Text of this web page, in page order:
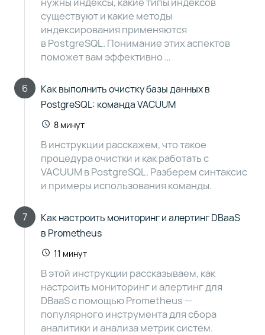
существуют и какие методы
индексирования применяются
в PostgreSQL. Понимание этих аспектов
поможет вам эффективно …
6
Как выполнить очистку базы данных в
PostgreSQL: команда VACUUM
8 минут
В инструкции расскажем, что такое
процедура очистки и как работать с
VACUUM в PostgreSQL. Разберем синтаксис
и примеры использования команды.
7
Как настроить мониторинг и алертинг DBaaS
в Prometheus
11 минут
В этой инструкции рассказываем, как
настроить мониторинг и алертинг для
DBaaS с помощью Prometheus —
популярного инструмента для сбора
аналитики и анализа метрик систем.